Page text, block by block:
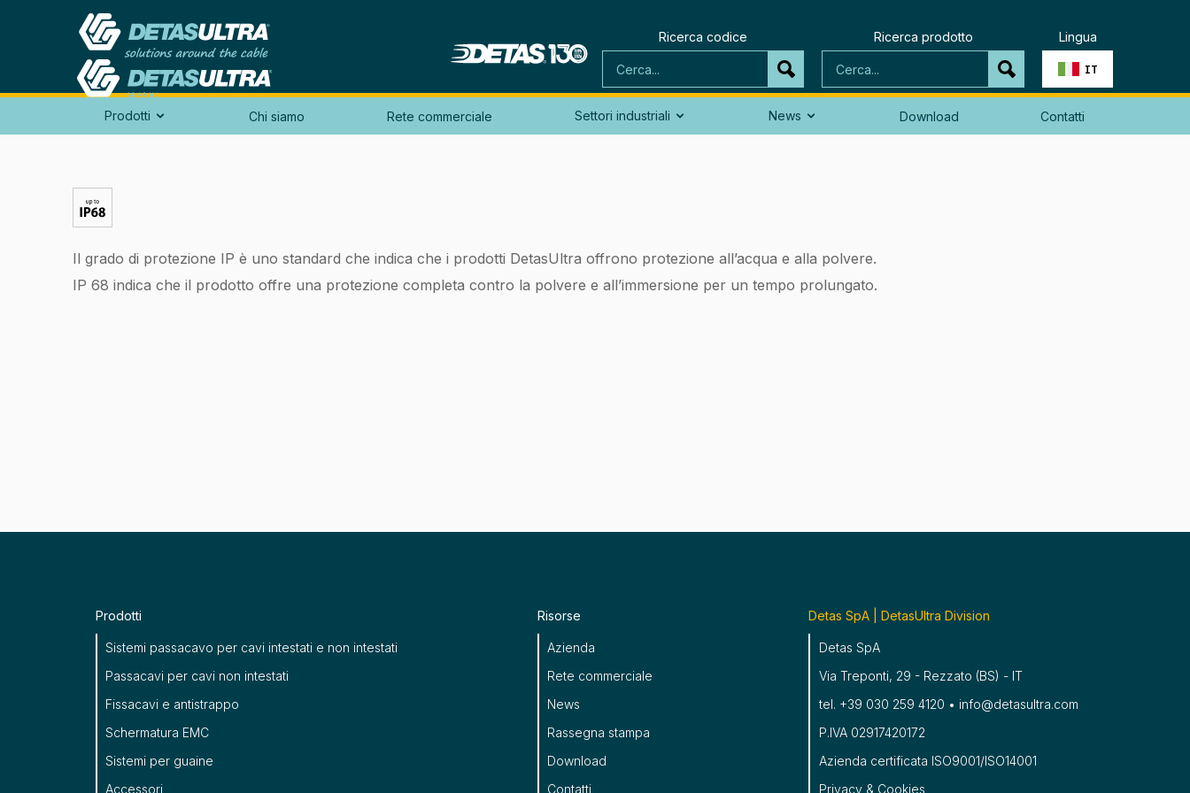
Ricerca codice Ricerca prodotto Lingua
IT
Prodotti  Chi siamo Rete commerciale Settori industriali  News  Download Contatti
Il grado di protezione IP è uno standard che indica che i prodotti DetasUltra offrono protezione all’acqua e alla polvere.
IP 68 indica che il prodotto offre una protezione completa contro la polvere e all’immersione per un tempo prolungato.
Prodotti
Sistemi passacavo per cavi intestati e non intestati
Passacavi per cavi non intestati
Fissacavi e antistrappo
Schermatura EMC
Sistemi per guaine
Accessori
Risorse
Azienda
Rete commerciale
News
Rassegna stampa
Download
Contatti
Detas SpA | DetasUltra Division
Detas SpA
Via Treponti, 29 - Rezzato (BS) - IT
tel. +39 030 259 4120 • info@detasultra.com
P.IVA 02917420172
Azienda certificata ISO9001/ISO14001
Privacy& Cookies